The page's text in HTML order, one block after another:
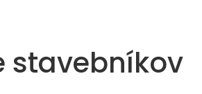
stavebníkov